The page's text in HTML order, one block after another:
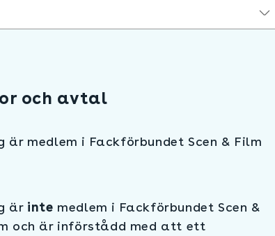
och avtal
är medlem i Fackförbundet Scen & Film
är inte medlem i Fackförbundet Scen &
och är införstådd med att ett